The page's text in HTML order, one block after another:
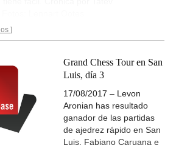
Grand Chess Tour en San
Luis, día 3
17/08/2017 – Levon
Aronian has resultado
ganador de las partidas
de ajedrez rápido en San
Luis. Fabiano Caruana e